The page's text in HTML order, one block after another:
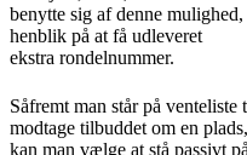
benytte sig af denne
henblik på at få udleveret
ekstra rondelnummer.
Såfremt man står på
modtage tilbuddet om en plads,
kan man vælge at stå passivt